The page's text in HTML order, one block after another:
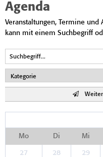
Agenda
Veranstaltungen, Termine und
kann mit einem Suchbegriff
Mo Di Mi
27 28 29